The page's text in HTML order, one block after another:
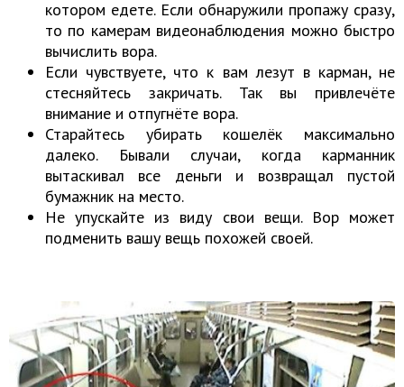
котором едете. Если обнаружили пропажу сразу,
то по камерам видеонаблюдения можно быстро
вычислить вора.
Если чувствуете, что к вам лезут в карман, не
стесняйтесь закричать. Так вы привлечёте
внимание и отпугнёте вора.
Старайтесь убирать кошелёк максимально
далеко. Бывали случаи, когда карманник
вытаскивал все деньги и возвращал пустой
бумажник на место.
Не упускайте из виду свои вещи. Вор может
подменить вашу вещь похожей своей.